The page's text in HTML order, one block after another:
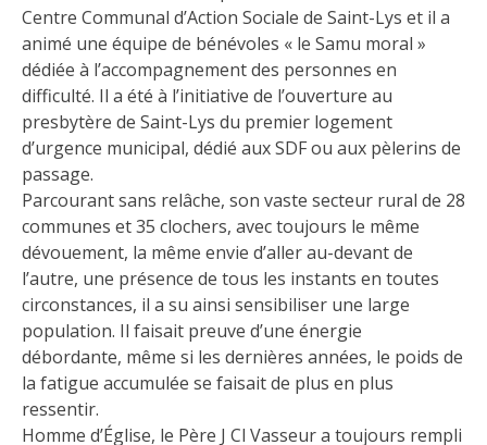
Centre Communal d’Action Sociale de Saint-Lys et il a
animé une équipe de bénévoles « le Samu moral »
dédiée à l’accompagnement des personnes en
difficulté. Il a été à l’initiative de l’ouverture au
presbytère de Saint-Lys du premier logement
d’urgence municipal, dédié aux SDF ou aux pèlerins de
passage.
Parcourant sans relâche, son vaste secteur rural de 28
communes et 35 clochers, avec toujours le même
dévouement, la même envie d’aller au-devant de
l’autre, une présence de tous les instants en toutes
circonstances, il a su ainsi sensibiliser une large
population. Il faisait preuve d’une énergie
débordante, même si les dernières années, le poids de
la fatigue accumulée se faisait de plus en plus
ressentir.
Homme d’Église, le Père J Cl Vasseur a toujours rempli